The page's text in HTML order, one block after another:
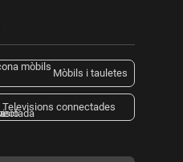
Mòbils i tauletes
Televisions connectades